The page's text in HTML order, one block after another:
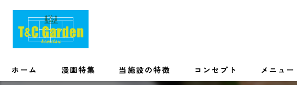
ホーム 漫画特集 当施設の特徴 コンセプト メニュー